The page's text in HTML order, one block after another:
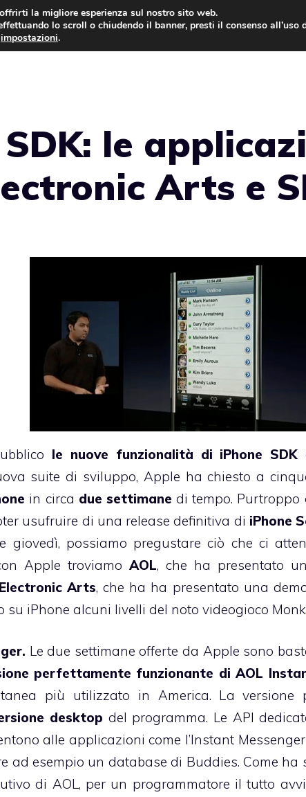
le
Arts e
le nuove funzionalità di iPhone SDK
suite di sviluppo, Apple ha chiesto a
in circa due settimane di tempo. Purtroppo
usufruire di una release definitiva di iPhone
giovedì, possiamo pregustare ciò che ci
Apple troviamo AOL, che ha presentato
Electronic Arts, che ha ha presentato una
su iPhone alcuni livelli del noto videogioco
Le due settimane offerte da Apple sono
perfettamente funzionante di AOL
più utilizzato in America. La versione
desktop del programma. Le API
alle applicazioni come l’Instant
ad esempio un database di Buddies. Come ha
di AOL, per un programmatore il tutto
la migliore esperienza sul nostro sito web.
lo scroll o chiudendo il banner, presti il consenso
impostazioni.